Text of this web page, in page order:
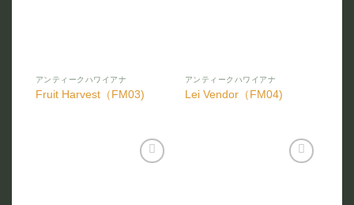
アンティークハワイアナ
Fruit Harvest（FM03)
アンティークハワイアナ
Lei Vendor（FM04)